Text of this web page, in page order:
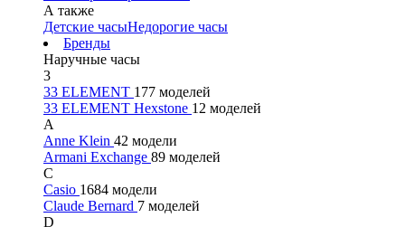
А также
Детские часыНедорогие часы
Бренды
Наручные часы
3
33 ELEMENT 177 моделей
33 ELEMENT Hexstone 12 моделей
A
Anne Klein 42 модели
Armani Exchange 89 моделей
C
Casio 1684 модели
Claude Bernard 7 моделей
D